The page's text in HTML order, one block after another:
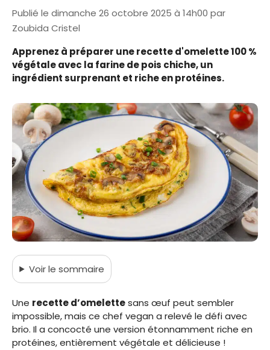
Publié le dimanche 26 octobre 2025 à 14h00 par
Zoubida Cristel
Apprenez à préparer une recette d'omelette 100 %
végétale avec la farine de pois chiche, un
ingrédient surprenant et riche en protéines.
Voirle sommaire
Une recette d’omelettesans œuf peut sembler
impossible, mais ce chef vegan a relevé le défi avec
brio. Il a concocté une version étonnamment riche en
protéines, entièrement végétale et délicieuse !